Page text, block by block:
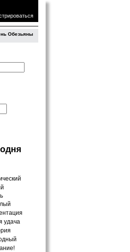
Обезьяны
удача